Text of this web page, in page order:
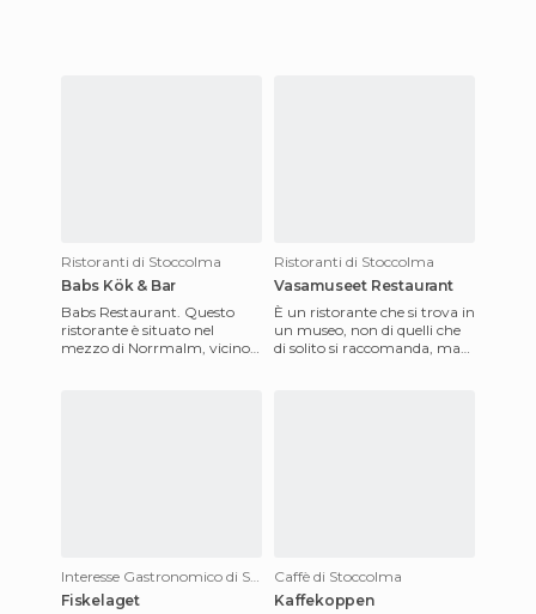
Ristoranti di Stoccolma
Babs Kök & Bar
Babs Restaurant. Questo
ristorante è situato nel
mezzo di Norrmalm, vicino
Ristoranti di Stoccolma
Vasamuseet Restaurant
È un ristorante che si trova in
un museo, non di quelli che
di solito si raccomanda, ma
Interesse Gastronomico di Stoccolma
Fiskelaget
Caffè di Stoccolma
Kaffekoppen